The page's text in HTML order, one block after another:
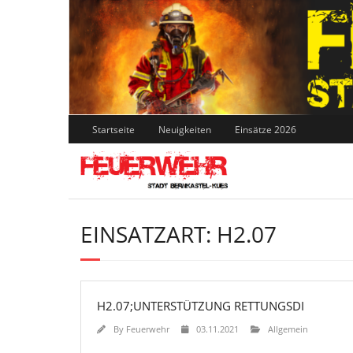
Skip
to
content
Startseite Neuigkeiten Einsätze 2026
EINSATZART: H2.07
H2.07;UNTERSTÜTZUNG RETTUNGSDI
By Feuerwehr 03.11.2021 Allgemein